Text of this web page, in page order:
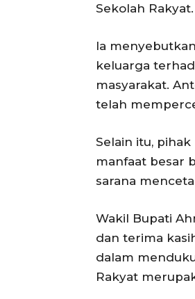
Sekolah Rakyat.
Ia
keluarga
masyarakat.
telah
Selain itu,
manfaat besar
sarana
Wakil Bupati
dan terima
dalam
Rakyat